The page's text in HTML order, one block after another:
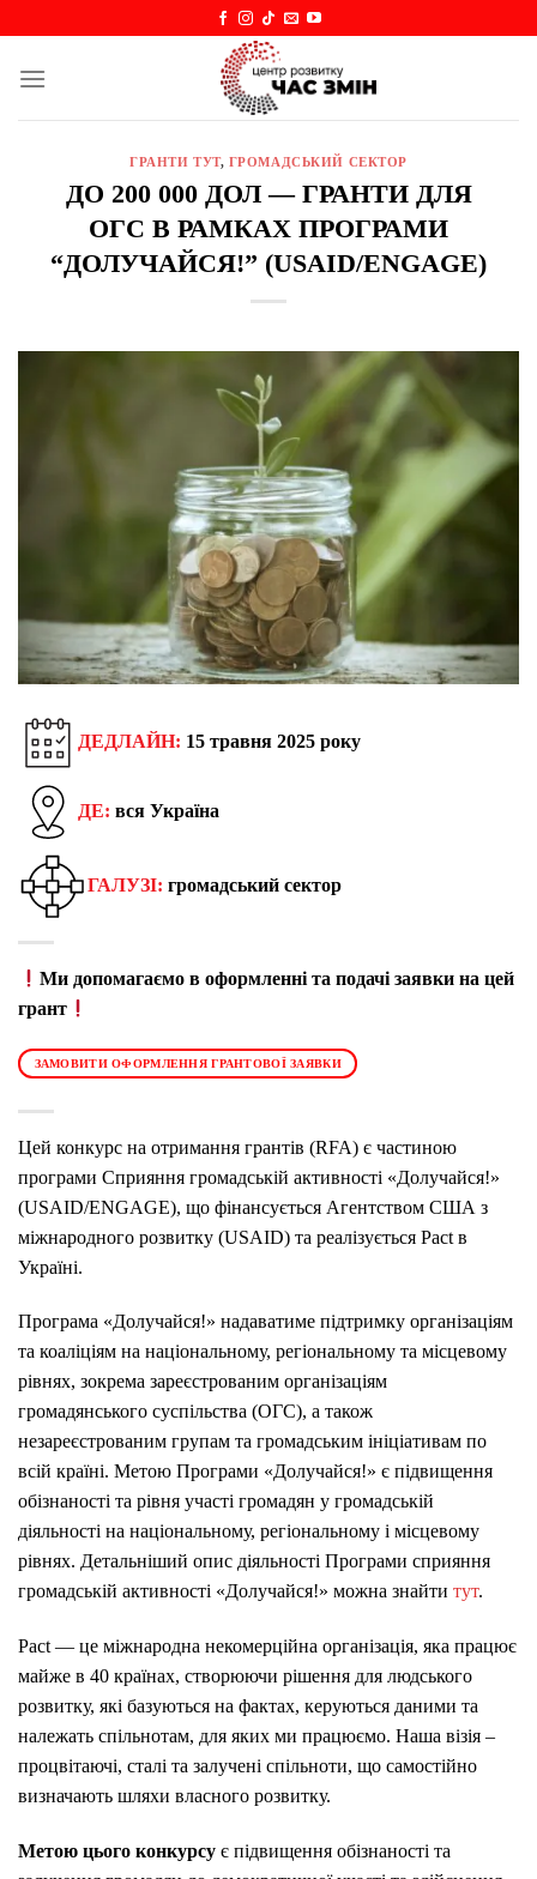
content
ГРАНТИ ТУТ, ГРОМАДСЬКИЙ СЕКТОР
ДО 200 000 ДОЛ — ГРАНТИ ДЛЯ
ОГС В РАМКАХ ПРОГРАМИ
“ДОЛУЧАЙСЯ!” (USAID/ENGAGE)
ДЕДЛАЙН: 15 травня 2025 року
ДЕ: вся Україна
ГАЛУЗІ: громадський сектор
Ми допомагаємо в оформленні та подачі заявки на цей
грант
ЗАМОВИТИ ОФОРМЛЕННЯ ГРАНТОВОЇ ЗАЯВКИ
Цей конкурс на отримання грантів (RFA) є частиною
програми Сприяння громадській активності «Долучайся!»
(USAID/ENGAGE), що фінансується Агентством США з
міжнародного розвитку (USAID) та реалізується Pact в
Україні.
Програма «Долучайся!» надаватиме підтримку організаціям
та коаліціям на національному, регіональному та місцевому
рівнях, зокрема зареєстрованим організаціям
громадянського суспільства (ОГС), а також
незареєстрованим групам та громадським ініціативам по
всій країні. Метою Програми «Долучайся!» є підвищення
обізнаності та рівня участі громадян у громадській
діяльності на національному, регіональному і місцевому
рівнях. Детальніший опис діяльності Програми сприяння
громадській активності «Долучайся!» можна знайти тут.
Pact — це міжнародна некомерційна організація, яка працює
майже в 40 країнах, створюючи рішення для людського
розвитку, які базуються на фактах, керуються даними та
належать спільнотам, для яких ми працюємо. Наша візія –
процвітаючі, сталі та залучені спільноти, що самостійно
визначають шляхи власного розвитку.
Метою цього конкурсу є підвищення обізнаності та